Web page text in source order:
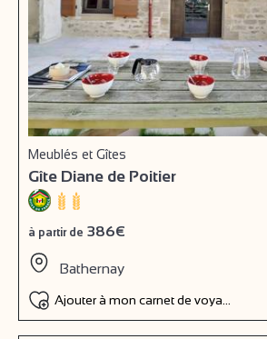
Meublés et Gîtes
Gîte Diane de Poitier
à partir de 386€
Bathernay
Ajouter à mon carnet de voyage